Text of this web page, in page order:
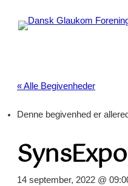
« Alle Begivenheder
Denne begivenhed er
14 september, 2022 @